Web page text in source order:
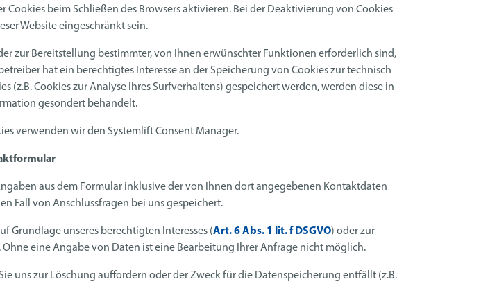
beim Schließen des Browsers aktivieren. Bei der Deaktivierung von Cookies
Website eingeschränkt sein.
zur Bereitstellung bestimmter, von Ihnen erwünschter Funktionen erforderlich sind,
hat ein berechtigtes Interesse an der Speicherung von Cookies zur technisch
Cookies zur Analyse Ihres Surfverhaltens) gespeichert werden, werden diese in
gesondert behandelt.
verwenden wir den Systemlift Consent Manager.
aus dem Formular inklusive der von Ihnen dort angegebenen Kontaktdaten
Fall von Anschlussfragen bei uns gespeichert.
Grundlage unseres berechtigten Interesses (Art. 6 Abs. 1 lit. f DSGVO) oder zur
Ohne eine Angabe von Daten ist eine Bearbeitung Ihrer Anfrage nicht möglich.
uns zur Löschung auffordern oder der Zweck für die Datenspeicherung entfällt (z.B.